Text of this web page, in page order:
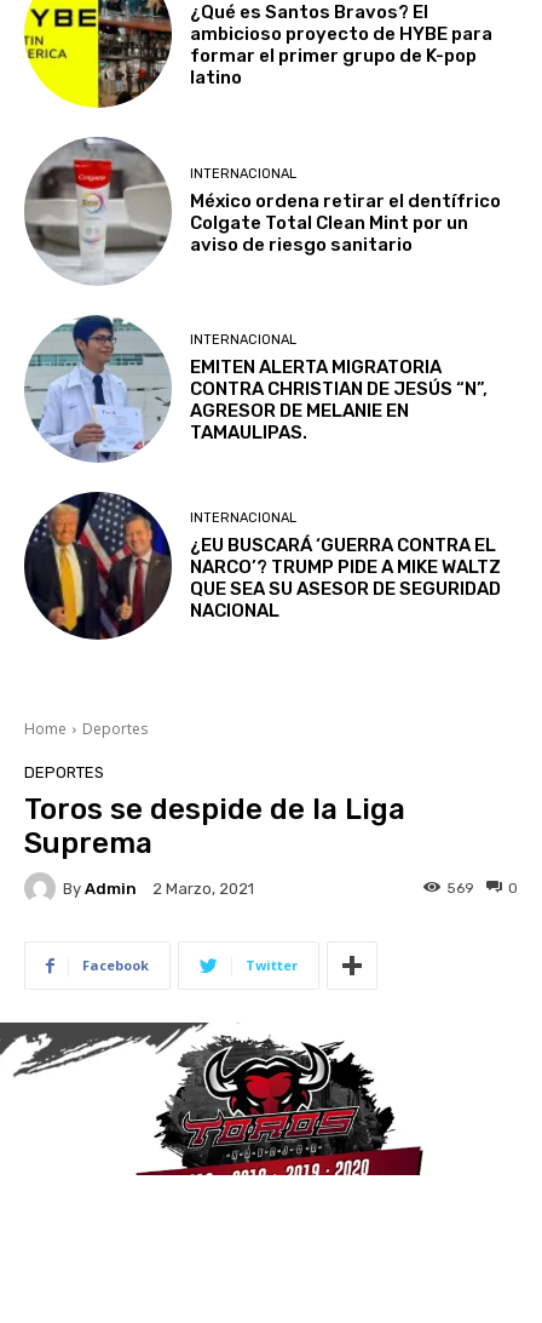
¿Qué es Santos Bravos? El
ambicioso proyecto de HYBE para
formar el primer grupo de K-pop
latino
INTERNACIONAL
México ordena retirar el dentífrico
Colgate Total Clean Mint por un
aviso de riesgo sanitario
INTERNACIONAL
EMITEN ALERTA MIGRATORIA
CONTRA CHRISTIAN DE JESÚS “N”,
AGRESOR DE MELANIE EN
TAMAULIPAS.
INTERNACIONAL
¿EU BUSCARÁ ‘GUERRA CONTRA EL
NARCO’? TRUMP PIDE A MIKE WALTZ
QUE SEA SU ASESOR DE SEGURIDAD
NACIONAL